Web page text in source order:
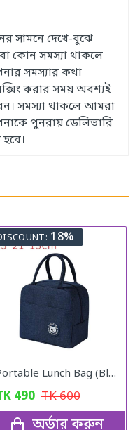
সামনে দেখে-বুঝে
কোন সমস্যা থাকলে
সমস্যার কথা
করার সময় অবশ্যই
সমস্যা থাকলে আমরা
পুনরায় ডেলিভারি
হবে।
18%
Portable Lunch Bag (Blue)
490 TK600
অর্ডার করুন